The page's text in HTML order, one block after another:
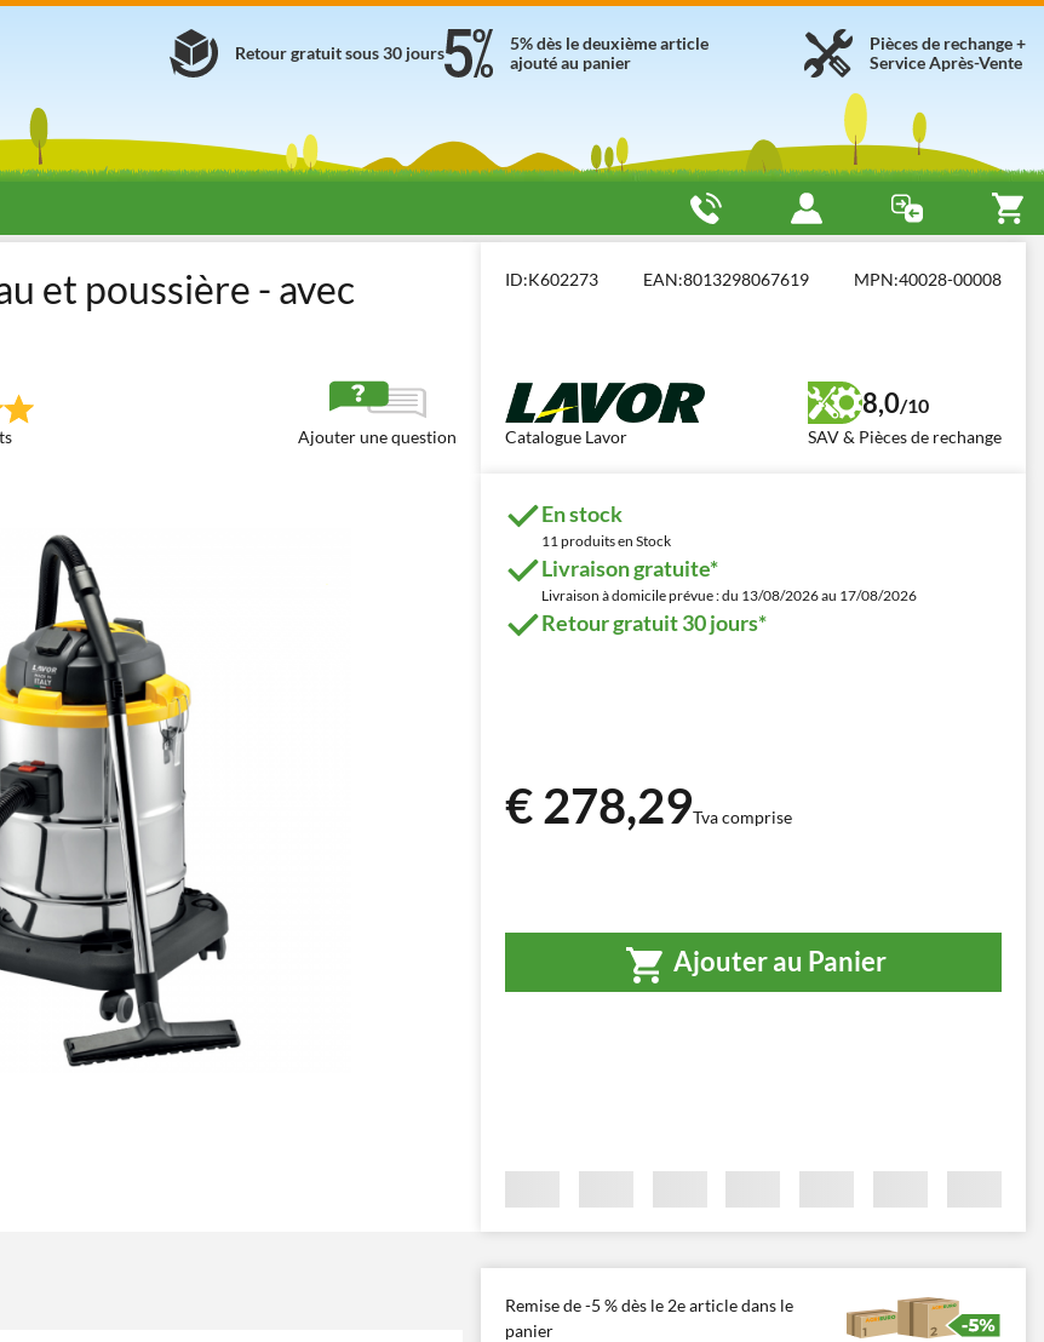
Pièces de rechange +
Service Après-Vente
5% dès le deuxième article
ajouté au panier
Retour gratuit sous 30 jours
et poussière - avec
Ajouter une question
ID:K602273 EAN:8013298067619 MPN:40028-00008
Catalogue Lavor
8,0/10
SAV & Pièces de rechange
En stock
11 produits en Stock
Livraison gratuite*
Livraison à domicile prévue : du 13/08/2026 au 17/08/2026
Retour gratuit 30 jours*
€ 278,29Tva comprise
Ajouter au Panier
Remise de -5 % dès le 2e article dans le
panier